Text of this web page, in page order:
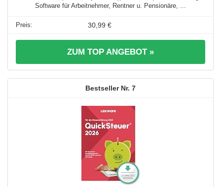
Software für Arbeitnehmer, Rentner u. Pensionäre, ...
30,99 €
ZUM TOP ANGEBOT »
7